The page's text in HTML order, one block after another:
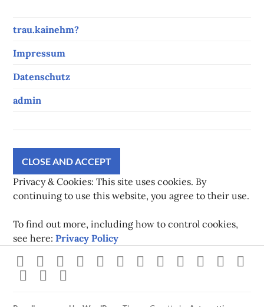
trau.kainehm?
Impressum
Datenschutz
admin
Privacy & Cookies: This site uses cookies. By
continuing to use this website, you agree to their use.
To find out more, including how to control cookies,
see here:Privacy Policy
Strava instagramfacebookyoutubetwitch pinteresttwitterflickr 500px linkedinspotify
steam Mastodon